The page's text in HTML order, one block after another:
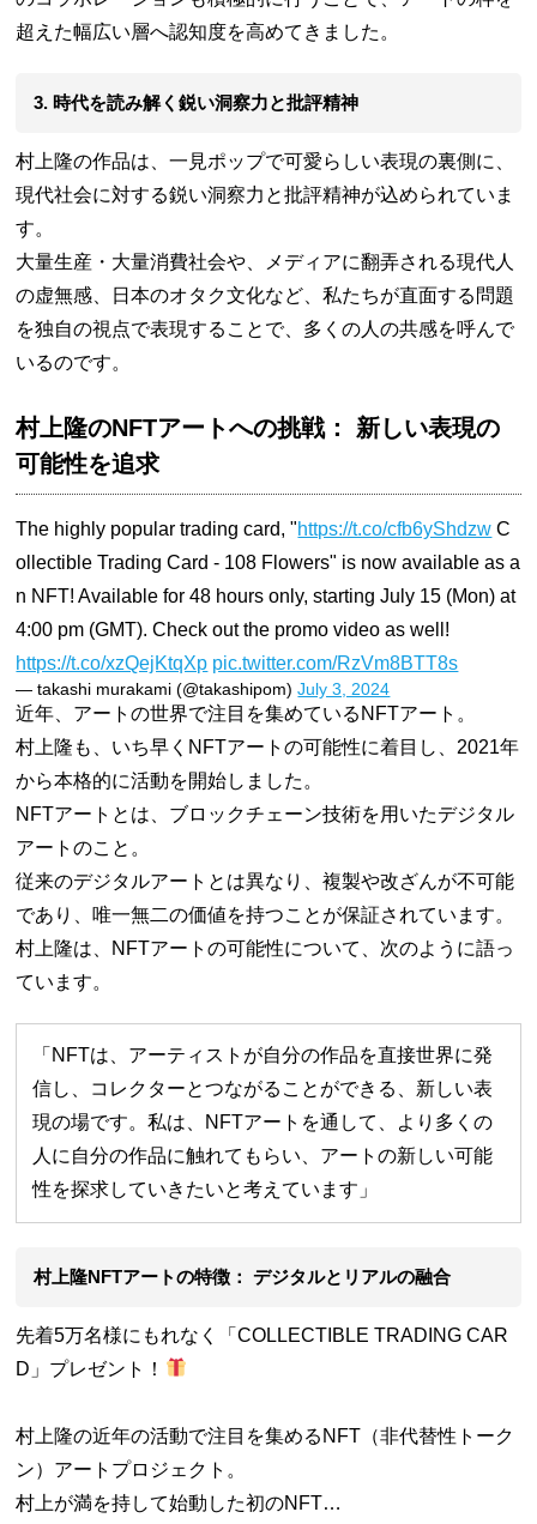
超えた幅広い層へ認知度を高めてきました。
3. 時代を読み解く鋭い洞察力と批評精神
村上隆の作品は、一見ポップで可愛らしい表現の裏側に、
現代社会に対する鋭い洞察力と批評精神が込められていま
す。
大量生産・大量消費社会や、メディアに翻弄される現代人
の虚無感、日本のオタク文化など、私たちが直面する問題
を独自の視点で表現することで、多くの人の共感を呼んで
いるのです。
村上隆のNFTアートへの挑戦： 新しい表現の
可能性を追求
The highly popular trading card, "https://t.co/cfb6yShdzw C
ollectible Trading Card - 108 Flowers" is now available as a
n NFT! Available for 48 hours only, starting July 15 (Mon) at
4:00 pm (GMT). Check out the promo video as well!
https://t.co/xzQejKtqXp pic.twitter.com/RzVm8BTT8s
— takashi murakami (@takashipom)July 3, 2024
近年、アートの世界で注目を集めているNFTアート。
村上隆も、いち早くNFTアートの可能性に着目し、2021年
から本格的に活動を開始しました。
NFTアートとは、ブロックチェーン技術を用いたデジタル
アートのこと。
従来のデジタルアートとは異なり、複製や改ざんが不可能
であり、唯一無二の価値を持つことが保証されています。
村上隆は、NFTアートの可能性について、次のように語っ
ています。
「NFTは、アーティストが自分の作品を直接世界に発
信し、コレクターとつながることができる、新しい表
現の場です。私は、NFTアートを通して、より多くの
人に自分の作品に触れてもらい、アートの新しい可能
性を探求していきたいと考えています」
村上隆NFTアートの特徴： デジタルとリアルの融合
先着5万名様にもれなく「COLLECTIBLE TRADING CAR
D」プレゼント！
村上隆の近年の活動で注⽬を集めるNFT（⾮代替性トーク
ン）アートプロジェクト。
村上が満を持して始動した初のNFT…